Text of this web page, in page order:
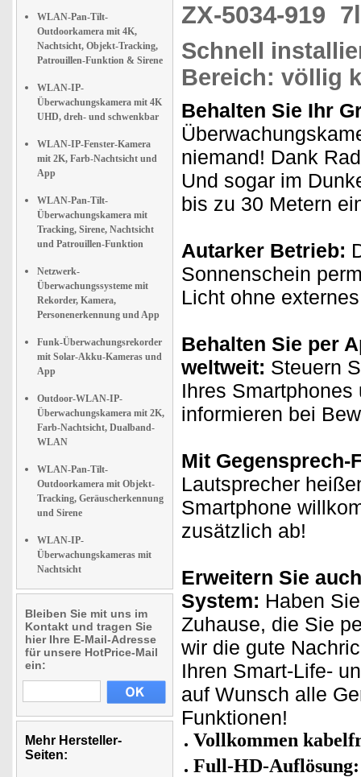
WLAN-Pan-Tilt-
Outdoorkamera mit 4K,
Nachtsicht, Objekt-Tracking,
Patrouillen-Funktion & Sirene
WLAN-IP-
Überwachungskamera mit 4K
UHD, dreh- und schwenkbar
WLAN-IP-Fenster-Kamera
mit 2K, Farb-Nachtsicht und
App
WLAN-Pan-Tilt-
Überwachungskamera mit
Tracking, Sirene, Nachtsicht
und Patrouillen-Funktion
Netzwerk-
Überwachungssysteme mit
Rekorder, Kamera,
Personenerkennung und App
Funk-Überwachungsrekorder
mit Solar-Akku-Kameras und
App
Outdoor-WLAN-IP-
Überwachungskamera mit 2K,
Farb-Nachtsicht, Dualband-
WLAN
WLAN-Pan-Tilt-
Outdoorkamera mit Objekt-
Tracking, Geräuscherkennung
und Sirene
WLAN-IP-
Überwachungskameras mit
Nachtsicht
Bleiben Sie mit uns im
Kontakt und tragen Sie
hier Ihre E-Mail-Adresse
für unsere HotPrice-Mail
ein:
Mehr Hersteller-
Seiten:
ZX-5034-919
Schnell
Bereich: völlig
Behalten Sie Ihr
niemand! Dank
Und sogar im
bis zu 30 Metern
Autarker Betrieb:
Sonnenschein
Licht ohne
Behalten Sie per
weltweit: Steuern
Ihres
informieren bei
Mit Gegensprech-
Lautsprecher
Smartphone
zusätzlich ab!
Erweitern Sie
System: Haben
Zuhause, die Sie
wir die gute
Ihren Smart-Life-
auf Wunsch alle
Funktionen!
Vollkommen
Full-HD-Auflösung: